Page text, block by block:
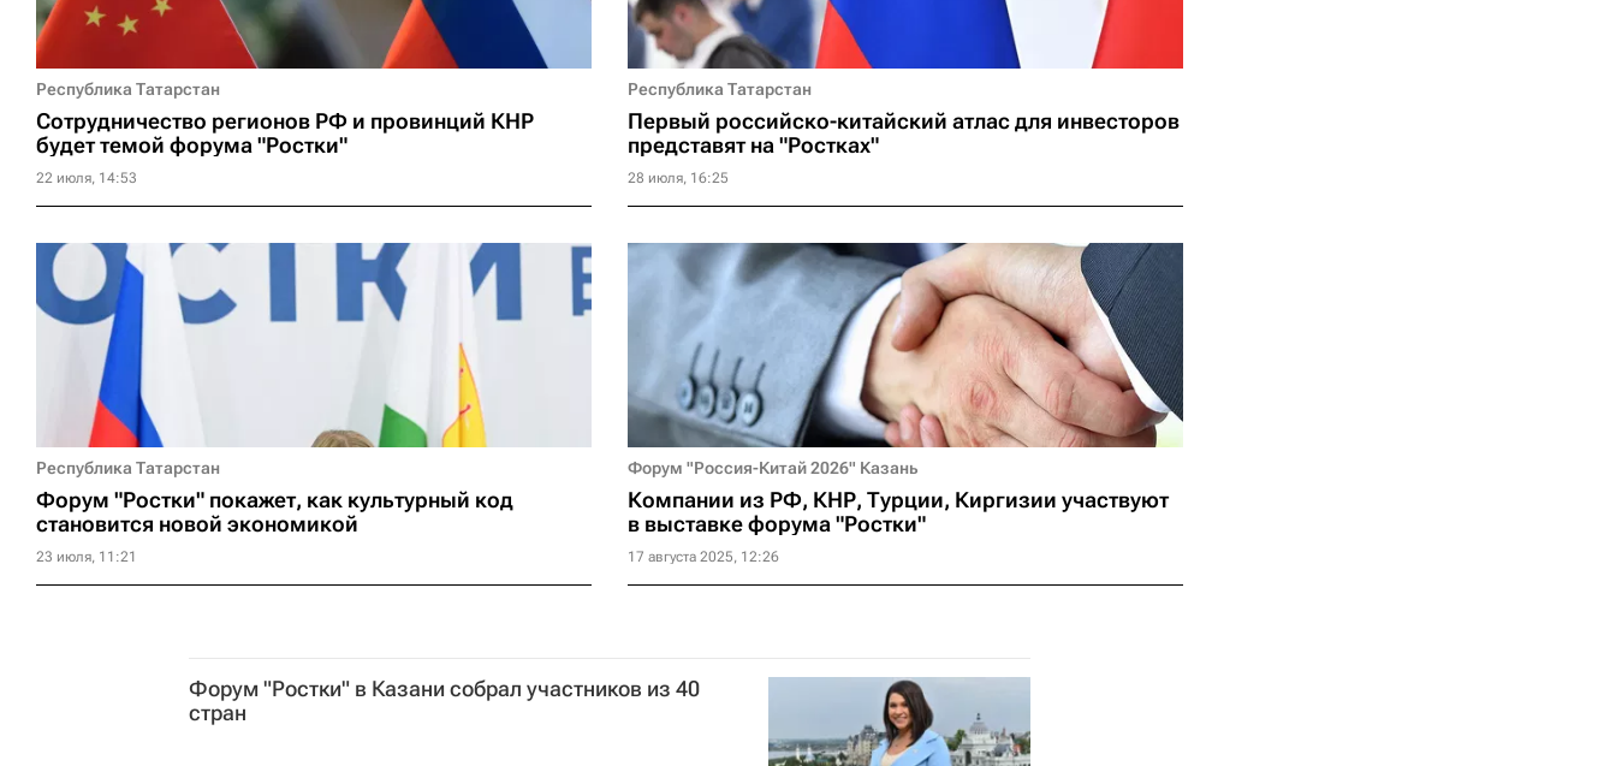
Республика Татарстан
Сотрудничество регионов РФ и провинций КНР
будет темой форума "Ростки"
22 июля, 14:53
Республика Татарстан
Первый российско-китайский атлас для инвесторов
представят на "Ростках"
28 июля, 16:25
Республика Татарстан
Форум "Ростки" покажет, как культурный код
становится новой экономикой
23 июля, 11:21
Форум "Россия-Китай 2026" Казань
Компании из РФ, КНР, Турции, Киргизии участвуют
в выставке форума "Ростки"
17 августа 2025, 12:26
Форум "Ростки" в Казани собрал участников из 40
стран